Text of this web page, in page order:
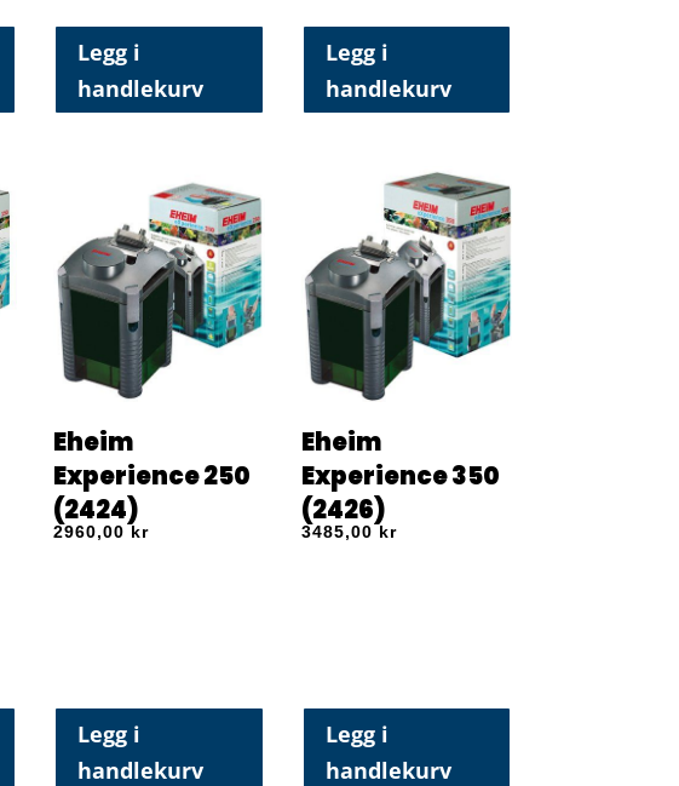
Legg i
handlekurv
Legg i
handlekurv
Eheim
Experience 250
(2424)
2960,00kr
Legg i
handlekurv
Eheim
Experience 350
(2426)
3485,00 kr
Legg i
handlekurv